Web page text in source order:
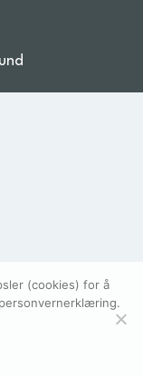
(cookies) for å